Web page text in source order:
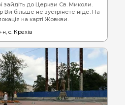
зайдіть до Церкви Св. Миколи.
Ви більше не зустрінете ніде. На
на карті Жовкви.
с. Крехів